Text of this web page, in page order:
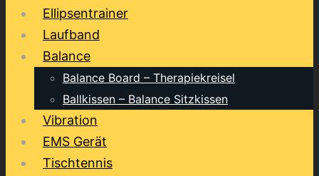
Ellipsentrainer
Laufband
Balance
Balance Board – Therapiekreisel
Ballkissen – Balance Sitzkissen
Vibration
EMS Gerät
Tischtennis